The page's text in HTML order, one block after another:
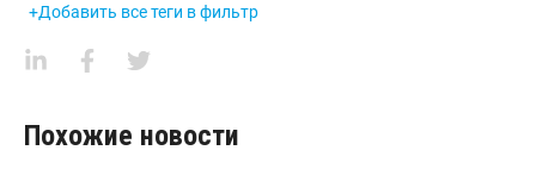
+Добавить все теги в фильтр
Похожие новости